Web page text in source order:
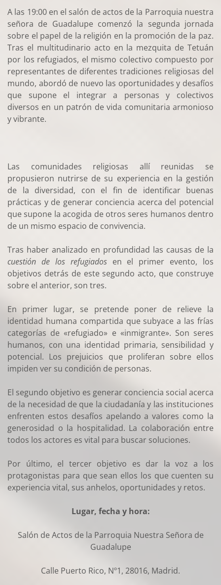
A las 19:00 en el salón de actos de la Parroquia nuestra
señora de Guadalupe comenzó la segunda jornada
sobre el papel de la religión en la promoción de la paz.
Tras el multitudinario acto en la mezquita de Tetuán
por los refugiados, el mismo colectivo compuesto por
representantes de diferentes tradiciones religiosas del
mundo, abordó de nuevo las oportunidades y desafíos
que supone el integrar a personas y colectivos
diversos en un patrón de vida comunitaria armonioso
y vibrante.
Las comunidades religiosas allí reunidas se
propusieron nutrirse de su experiencia en la gestión
de la diversidad, con el fin de identificar buenas
prácticas y de generar conciencia acerca del potencial
que supone la acogida de otros seres humanos dentro
de un mismo espacio de convivencia.
Tras haber analizado en profundidad las causas de la
cuestión de los refugiados en el primer evento, los
objetivos detrás de este segundo acto, que construye
sobre el anterior, son tres.
En primer lugar, se pretende poner de relieve la
identidad humana compartida que subyace a las frías
categorías de «refugiado» e «inmigrante». Son seres
humanos, con una identidad primaria, sensibilidad y
potencial. Los prejuicios que proliferan sobre ellos
impiden ver su condición de personas.
El segundo objetivo es generar conciencia social acerca
de la necesidad de que la ciudadanía y las instituciones
enfrenten estos desafíos apelando a valores como la
generosidad o la hospitalidad. La colaboración entre
todos los actores es vital para buscar soluciones.
Por último, el tercer objetivo es dar la voz a los
protagonistas para que sean ellos los que cuenten su
experiencia vital, sus anhelos, oportunidades y retos.
Lugar, fecha y hora:
Salón de Actos de la Parroquia Nuestra Señora de
Guadalupe
Calle Puerto Rico, Nº1, 28016, Madrid.